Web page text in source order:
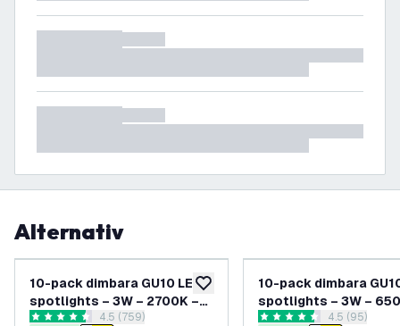
Alternativ
lägg till i önskelistan
10-pack dimbara GU10 LED-
spotlights – 3W – 2700K –
förpackning medöppna recensionspanel
4.5 stjärnbetyg4.5 (759)
10-pack dimbara
spotlights – 3W –
förpackning med
öppna
4.5 stjärnbetyg4.5 (95)